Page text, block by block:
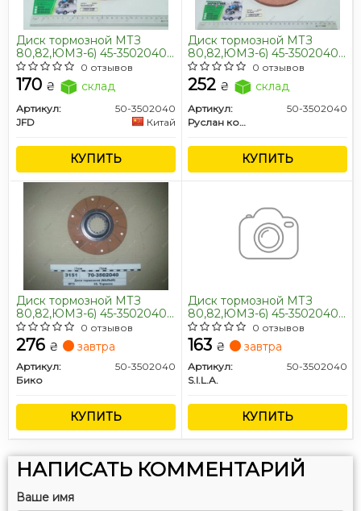
Диск тормозной МТЗ
80,82,ЮМЗ-6) 45-3502040
СБ малый (176 мм)
клепанный (JFD)
0 отзывов
170 ₴ склад
Артикул:
50-3502040
JFD
Китай
КУПИТЬ
Диск тормозной МТЗ
80,82,ЮМЗ-6) 45-3502040
СБ малый (176 мм)
(клееный) (Руслан-
Комплект)
0 отзывов
252 ₴ склад
Артикул:
50-3502040
Руслан комплект
КУПИТЬ
Диск тормозной МТЗ
80,82,ЮМЗ-6) 45-3502040
СБ малый (176 мм) (пр-во
Украина)
0 отзывов
276 ₴ завтра
Артикул:
50-3502040
Бико
КУПИТЬ
Диск тормозной МТЗ
80,82,ЮМЗ-6) 45-3502040
СБ малый (176 мм)
клепанный (пр-во S.I.L.A.)
0 отзывов
163 ₴ завтра
Артикул:
50-3502040
S.I.L.A.
КУПИТЬ
НАПИСАТЬ КОММЕНТАРИЙ
Ваше имя